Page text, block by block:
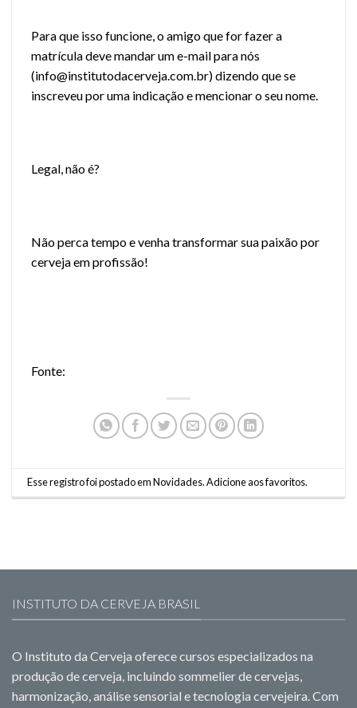
Para que isso funcione, o amigo que for fazer a
matrícula deve mandar um e-mail para nós
(info@institutodacerveja.com.br) dizendo que se
inscreveu por uma indicação e mencionar o seu nome.
Legal, não é?
Não perca tempo e venha transformar sua paixão por
cerveja em profissão!
Fonte:
Esse registro foi postado emNovidades.Adicione aos favoritos.
INSTITUTO DA CERVEJA BRASIL
O Instituto da Cerveja oferece cursos especializados na
produção de cerveja, incluindo sommelier de cervejas,
harmonização, análise sensorial e tecnologia cervejeira. Com